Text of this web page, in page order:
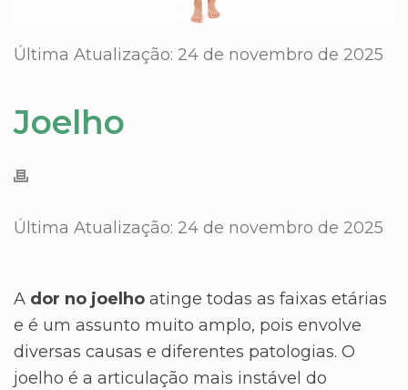
Última Atualização: 24 de novembro de 2025
Joelho
Última Atualização: 24 de novembro de 2025
A dor no joelho atinge todas as faixas etárias
e é um assunto muito amplo, pois envolve
diversas causas e diferentes patologias. O
joelho é a articulação mais instável do